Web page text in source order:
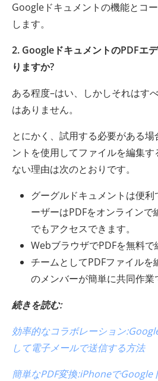
Googleドキュメントの機能とコ
します。
2. GoogleドキュメントのPDFエ
りますか?
ある程度–はい、しかしそれはす
はありません。
とにかく、試用する必要がある
ントを使用してファイルを編集
ない理由は次のとおりです。
グーグルドキュメントは便
ーザーはPDFをオンラインで
でもアクセスできます。
WebブラウザでPDFを無料で
チームとしてPDFファイルを
のメンバーが簡単に共同作業
続きを読む:
効率的なコラボレーション
して電子メールで送信する方法
簡単なPDF変換:iPhoneでGoogle